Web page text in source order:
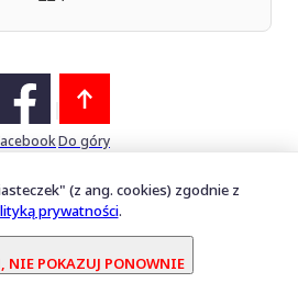
Do góry
(z ang. cookies) zgodnie z
prywatności.
NIE POKAZUJ PONOWNIE